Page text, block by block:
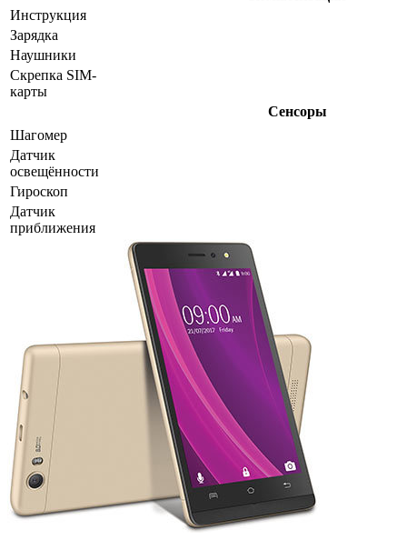
Инструкция
Зарядка
Наушники
Скрепка SIM-
карты
Сенсоры
Шагомер
Датчик
освещённости
Гироскоп
Датчик
приближения